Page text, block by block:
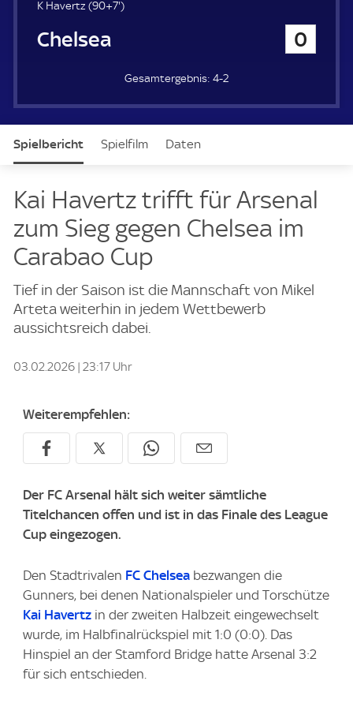
K Havertz (90+7'9
n
)
Chelsea 0
4-2
Spielbericht Spielfilm Daten
Kai Havertz trifft für Arsenal
zum Sieg gegen Chelsea im
Carabao Cup
Tief in der Saison ist die Mannschaft von Mikel
Arteta weiterhin in jedem Wettbewerb
aussichtsreich dabei.
03.02.2026 | 23:17 Uhr
Weiterempfehlen:
Der FC Arsenal hält sich weiter sämtliche
Titelchancen offen und ist in das Finale des League
Cup eingezogen.
Den Stadtrivalen FC Chelsea bezwangen die
Gunners, bei denen Nationalspieler und Torschütze
Kai Havertz in der zweiten Halbzeit eingewechselt
wurde, im Halbfinalrückspiel mit 1:0 (0:0). Das
Hinspiel an der Stamford Bridge hatte Arsenal 3:2
für sich entschieden.